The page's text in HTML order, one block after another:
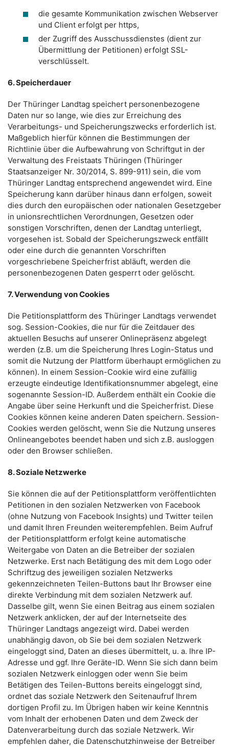
die gesamte Kommunikation zwischen Webserver
und Client erfolgt per https,
der Zugriff des Ausschussdienstes (dient zur
Übermittlung der Petitionen) erfolgt SSL-
verschlüsselt.
6. Speicherdauer
Der Thüringer Landtag speichert personenbezogene
Daten nur so lange, wie dies zur Erreichung des
Verarbeitungs- und Speicherungszwecks erforderlich ist.
Maßgeblich hierfür können die Bestimmungen der
Richtlinie über die Aufbewahrung von Schriftgut in der
Verwaltung des Freistaats Thüringen (Thüringer
Staatsanzeiger Nr. 30/2014, S. 899-911) sein, die vom
Thüringer Landtag entsprechend angewendet wird. Eine
Speicherung kann darüber hinaus dann erfolgen, soweit
dies durch den europäischen oder nationalen Gesetzgeber
in unionsrechtlichen Verordnungen, Gesetzen oder
sonstigen Vorschriften, denen der Landtag unterliegt,
vorgesehen ist. Sobald der Speicherungszweck entfällt
oder eine durch die genannten Vorschriften
vorgeschriebene Speicherfrist abläuft, werden die
personenbezogenen Daten gesperrt oder gelöscht.
7. Verwendung von Cookies
Die Petitionsplattform des Thüringer Landtags verwendet
sog. Session-Cookies, die nur für die Zeitdauer des
aktuellen Besuchs auf unserer Onlinepräsenz abgelegt
werden (z.B. um die Speicherung Ihres Login-Status und
somit die Nutzung der Plattform überhaupt ermöglichen zu
können). In einem Session-Cookie wird eine zufällig
erzeugte eindeutige Identifikationsnummer abgelegt, eine
sogenannte Session-ID. Außerdem enthält ein Cookie die
Angabe über seine Herkunft und die Speicherfrist. Diese
Cookies können keine anderen Daten speichern. Session-
Cookies werden gelöscht, wenn Sie die Nutzung unseres
Onlineangebotes beendet haben und sich z.B. ausloggen
oder den Browser schließen.
8. Soziale Netzwerke
Sie können die auf der Petitionsplattform veröffentlichten
Petitionen in den sozialen Netzwerken von Facebook
(ohne Nutzung von Facebook Insights) und Twitter teilen
und damit Ihren Freunden weiterempfehlen. Beim Aufruf
der Petitionsplattform erfolgt keine automatische
Weitergabe von Daten an die Betreiber der sozialen
Netzwerke. Erst nach Betätigung des mit dem Logo oder
Schriftzug des jeweiligen sozialen Netzwerks
gekennzeichneten Teilen-Buttons baut Ihr Browser eine
direkte Verbindung mit dem sozialen Netzwerk auf.
Dasselbe gilt, wenn Sie einen Beitrag aus einem sozialen
Netzwerk anklicken, der auf der Internetseite des
Thüringer Landtags angezeigt wird. Dabei werden
unabhängig davon, ob Sie bei dem sozialen Netzwerk
eingeloggt sind, Daten an dieses übermittelt, u. a. Ihre IP-
Adresse und ggf. Ihre Geräte-ID. Wenn Sie sich dann beim
sozialen Netzwerk einloggen oder wenn Sie beim
Betätigen des Teilen-Buttons bereits eingeloggt sind,
ordnet das soziale Netzwerk den Seitenaufruf Ihrem
dortigen Profil zu. Im Übrigen haben wir keine Kenntnis
vom Inhalt der erhobenen Daten und dem Zweck der
Datenverarbeitung durch das soziale Netzwerk. Wir
empfehlen daher, die Datenschutzhinweise der Betreiber